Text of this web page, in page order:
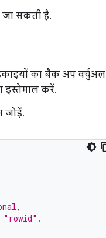
सकती है.
का बैक अप वर्चुअल
इस्तेमाल करें.
जोड़ें.
"rowid".